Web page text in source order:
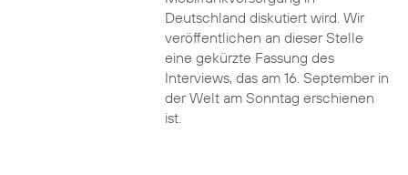
Deutschland diskutiert wird. Wir
veröffentlichen an dieser Stelle
eine gekürzte Fassung des
Interviews, das am 16. September in
der Welt am Sonntag erschienen
ist.